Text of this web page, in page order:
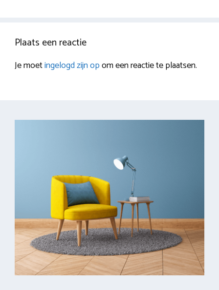
Plaats een reactie
Je moetingelogd zijn opom een reactie te plaatsen.